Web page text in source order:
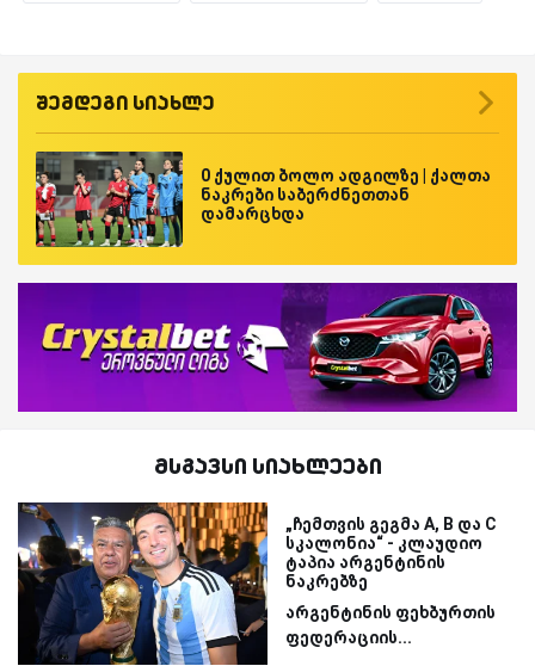
შემდეგი სიახლე
0 ქულით ბოლო ადგილზე | ქალთა
ნაკრები საბერძნეთთან
დამარცხდა
მსგავსი სიახლეები
„ჩემთვის გეგმა A, B და C
სკალონია“ - კლაუდიო
ტაპია არგენტინის
ნაკრებზე
არგენტინის ფეხბურთის
ფედერაციის...